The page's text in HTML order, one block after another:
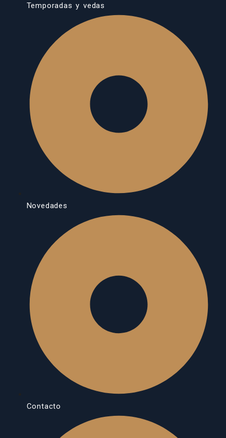
Temporadas y vedas
Novedades
Contacto